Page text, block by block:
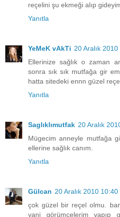
reçelini şu ekmeği alıp
Yanıtla
YeMeK vAkTi 20 Aralık
Ellerinize sağlık o zaman
sonra sık sık mutfağa gir
hatta sitedeki ennn güzel
Yanıtla
Saglıklımutfak 20 Aralık
Mügecim anneyle mutfağa
ellerine sağlık canım.
Yanıtla
Gülcan 20 Aralık 2010 10:40
çok güzel bir reçel olmu.
yani görümcelerim yapıp